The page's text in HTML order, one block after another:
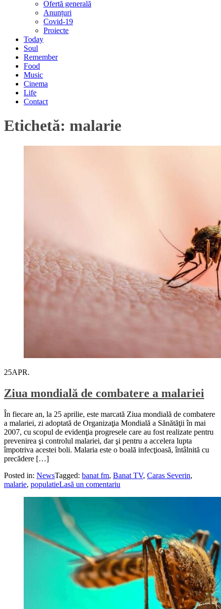
Ofertă generală
Anunțuri
Covid-19
Proiecte
Today
Soul
Remember
Food
Music
Cinema
Life
Contact
Etichetă: malarie
25APR.
Ziua mondială de combatere a malariei
În fiecare an, la 25 aprilie, este marcată Ziua mondială de combatere
a malariei, zi adoptată de Organizaţia Mondială a Sănătăţii în mai
2007, cu scopul de evidenţia progresele care au fost realizate pentru
prevenirea şi controlul malariei, dar şi pentru a accelera lupta
împotriva acestei boli. Malaria este o boală infecţioasă, întâlnită cu
precădere […]
Posted in: NewsTagged: banat fm, Banat TV, Caras Severin,
malarie, populatieLasă un comentariu